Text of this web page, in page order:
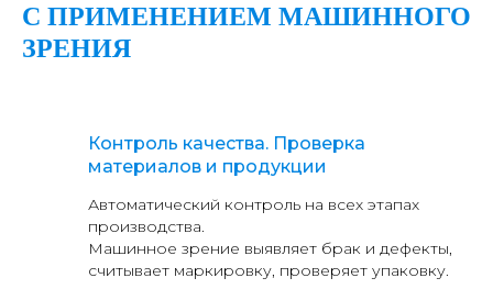
С ПРИМЕНЕНИЕМ МАШИННОГО
ЗРЕНИЯ
Контроль качества. Проверка
материалов и продукции
Автоматический контроль на всех этапах
производства.
Машинное зрение выявляет брак и дефекты,
считывает маркировку, проверяет упаковку.